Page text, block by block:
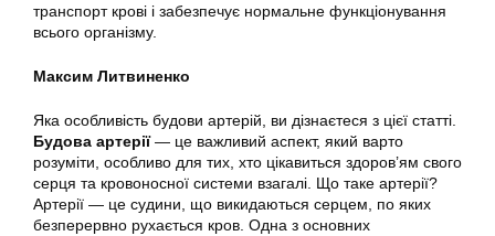
транспорт крові і забезпечує нормальне функціонування
всього організму.
Максим Литвиненко
Яка особливість будови артерій, ви дізнаєтеся з цієї статті.
Будова артерії— це важливий аспект, який варто
розуміти, особливо для тих, хто цікавиться здоров’ям свого
серця та кровоносної системи взагалі. Що таке артерії?
Артерії — це судини, що викидаються серцем, по яких
безперервно рухається кров. Одна з основних